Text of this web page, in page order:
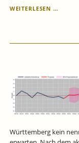
WEITERLESEN …
Württemberg kein